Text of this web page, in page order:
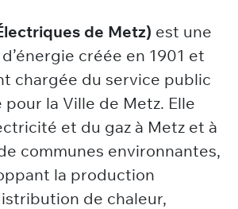
de Metz) est une
créée en 1901 et
chargée du service public
pour la Ville de Metz. Elle
et du gaz à Metz et à
communes environnantes,
la production
de chaleur,